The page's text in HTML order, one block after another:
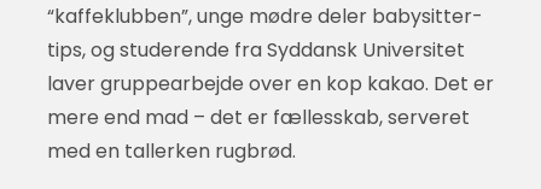
“kaffeklubben”, unge mødre deler babysitter-
tips, og studerende fra Syddansk Universitet
laver gruppearbejde over en kop kakao. Det er
mere end mad – det er fællesskab, serveret
med en tallerken rugbrød.